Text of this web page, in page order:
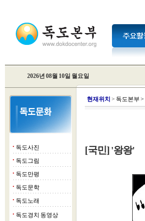
2026년 08월 10일 월요일
■ 독도사진
■ 독도그림
■ 독도만평
■ 독도문학
■ 독도노래
■ 독도경치 동영상
현재위치 > 독도본부 >
[국민] '왕왕'